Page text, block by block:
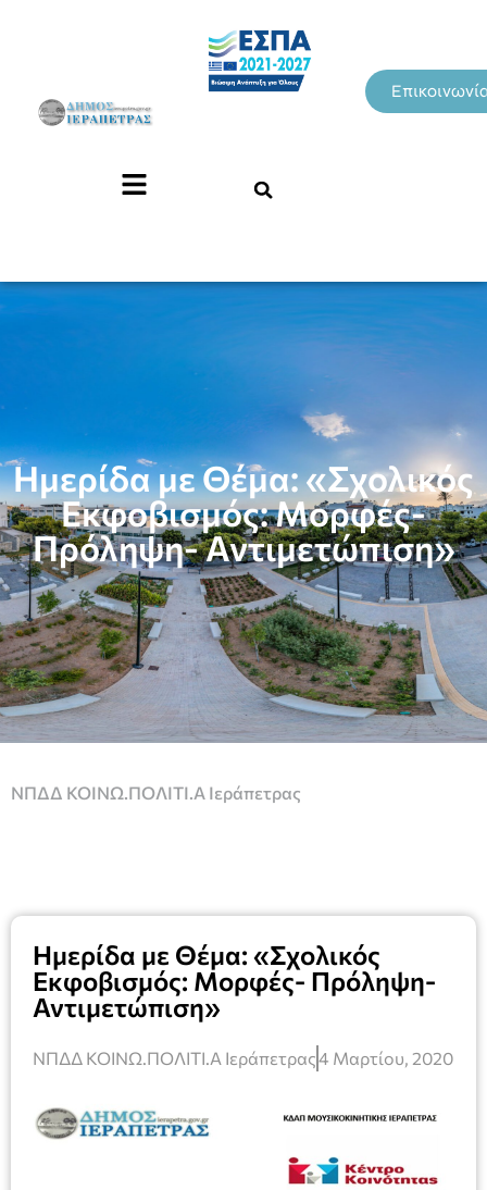
Ημερίδα με Θέμα: «Σχολικός
Εκφοβισμός: Μορφές-
Πρόληψη- Αντιμετώπιση»
ΝΠΔΔ ΚΟΙΝΩ.ΠΟΛΙΤΙ.Α Ιεράπετρας
Ημερίδα με Θέμα: «Σχολικός
Εκφοβισμός: Μορφές- Πρόληψη-
Αντιμετώπιση»
ΝΠΔΔ ΚΟΙΝΩ.ΠΟΛΙΤΙ.Α Ιεράπετρας4 Μαρτίου, 2020